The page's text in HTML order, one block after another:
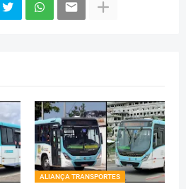
ALIANÇA TRANSPORTES